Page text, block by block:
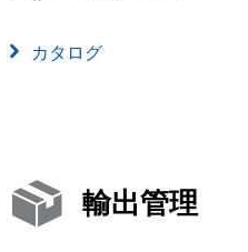
カタログ
輸出管理